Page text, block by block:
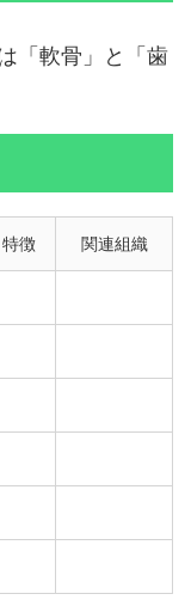
「軟骨」と「歯
特徴 関連組織